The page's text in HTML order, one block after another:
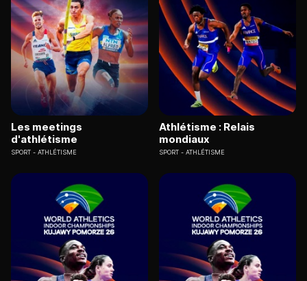
Les meetings
d'athlétisme
SPORT ATHLÉTISME
Athlétisme : Relais
mondiaux
SPORT ATHLÉTISME